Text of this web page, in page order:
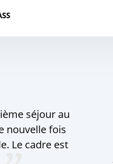
séjour au
nouvelle fois
Le cadre est